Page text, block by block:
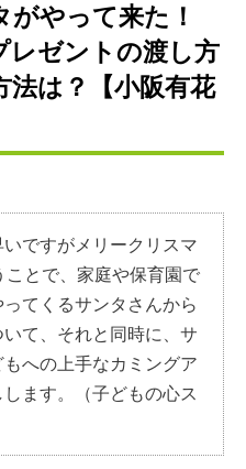
やって来た！
レゼントの渡し方
法は？【小阪有花
ですがメリークリスマ
とで、家庭や保育園で
てくるサンタさんから
て、それと同時に、サ
への上手なカミングア
ます。（子どもの心ス